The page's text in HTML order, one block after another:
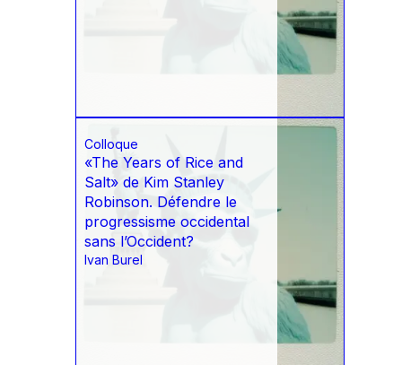
Colloque
«The Years of Rice and
Salt» de Kim Stanley
Robinson. Défendre le
progressisme occidental
sans l’Occident?
Ivan Burel